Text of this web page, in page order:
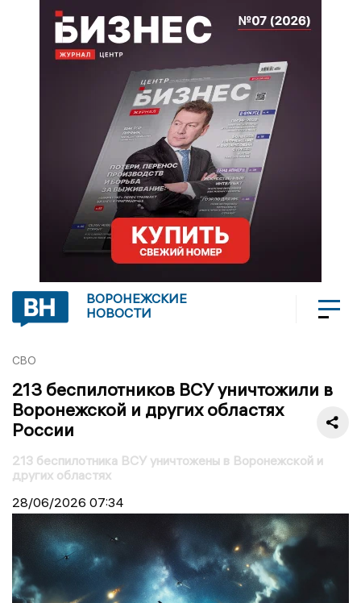
ВОРОНЕЖСКИЕ
НОВОСТИ
СВО
213 беспилотников ВСУ уничтожили в
Воронежской и других областях
России
213 беспилотника ВСУ уничтожены в Воронежской и
других областях
28/06/2026 07:34